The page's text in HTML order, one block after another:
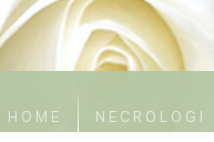
HOME NECROLOGI